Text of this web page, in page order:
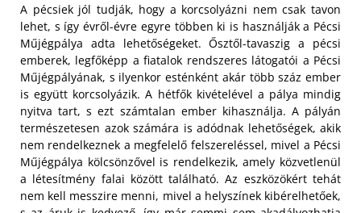
A pécsiek jól tudják, hogy a korcsolyázni nem csak tavon
lehet, s így évről-évre egyre többen ki is használják a Pécsi
Műjégpálya adta lehetőségeket. Ősztől-tavaszig a pécsi
emberek, legfőképp a fiatalok rendszeres látogatói a Pécsi
Műjégpályának, s ilyenkor esténként akár több száz ember
is együtt korcsolyázik. A hétfők kivételével a pálya mindig
nyitva tart, s ezt számtalan ember kihasználja. A pályán
természetesen azok számára is adódnak lehetőségek, akik
nem rendelkeznek a megfelelő felszereléssel, mivel a Pécsi
Műjégpálya kölcsönzővel is rendelkezik, amely közvetlenül
a létesítmény falai között található.Az eszközökért tehát
nem kell messzire menni, mivel a helyszínek kibérelhetőek,